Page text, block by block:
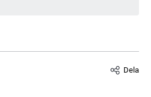
Dela